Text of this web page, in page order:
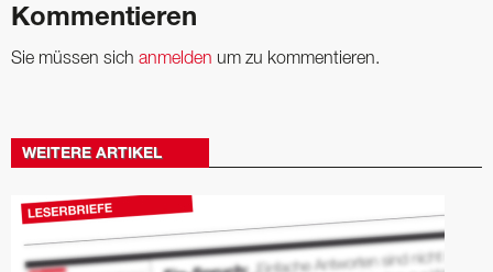
Kommentieren
Sie müssen sich anmelden um zu kommentieren.
WEITERE ARTIKEL